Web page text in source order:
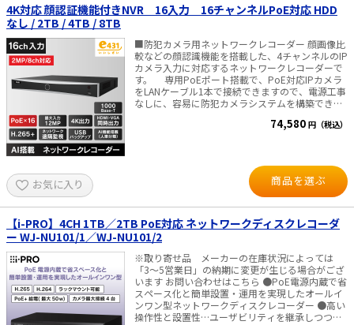
ダウンロード ・遠隔監視の設定編 → ダウンロ
ード ※スマートフォン用は、かんたんガイド（遠
い説明書 → ダウンロード ■Windows用 遠隔
閲監視用ソフト■ 遠隔監視ソフト → ダウンロ
ード
■仕様 IPカメラ入力：最大8台(最大12MP) 同時再
生：最大8ch デコード能力： 最大8-
比較、顔の検出、顔画像検索 映像圧縮方式：
H.265+ / H.265 / H.264+ / H.264 受信/送信帯域
幅：最大 80Mbps / 80Mbps バックアップ：USB
バックアップ対応 電源・消費電力：DC48V（AC
アダプタ付属）・10W以下（PoE除く） 寸法・重
量：W319×D242×H48mm・1.3kg以下 【映像出
続を推奨しております。 ※一部のテレビ機種は、
編 → ダウンロード ・遠隔監視の設
定編 → ダウンロード ※スマートフォン用は、
かんたんガイド（遠隔監視の設定編）をご覧くだ
さい 詳細取り扱い説明書 → ダウンロード
■Windows用 遠隔閲監視用ソフト■ 遠隔監視ソ
フト → ダウンロード
4K対応 顔認証機能付きNVR 16入力 16チャンネルPoE対応 HDD
なし / 2TB / 4TB / 8TB
■防犯カメラ用ネットワークレコーダー 顔画像比
較などの顔認識機能を搭載した、4チャンネルのIP
カメラ入力に対応するネットワークレコーダーで
す。 専用PoEポート搭載で、PoE対応IPカメラ
をLANケーブル1本で接続できますので、電源工事
なしに、容易に防犯カメラシステムを構築できま
ンドプレイ機能で、面倒な設定をしなくとも自動
く高画質！ さらに長時間の録画も可能です。最
出力*が可能。HDMI出力は、最大
4K（3840x2160）@30Hzまで対応、VGA出力は
最大1080p@60Hzまで対応 ＊）HDMI・VGA独立
出力のメニュー表示・操作は、マウスのホイール
ボタンをダブルクリックで切り替えすることが可
能です。 ■動体検知 ディープラーニングにより
「人・車」を瞬時に識別するAI動体検知技術で
す。環境による誤報を排除し、重要なイベントの
みを的確に捉えることで、監視の効率と精度を最
大限に高めます。 ■仕様 最大IPカメラ入力：16台
同時再生：16ch デコード能力：1-ch@12MP(30
74,580 円（税込）
お気に入り 商品を選ぶ
【i-PRO】4CH 1TB／2TB PoE対応 ネットワークディスクレコーダ
ー WJ-NU101/1／WJ-NU101/2
※取り寄せ品 メーカーの在庫状況によっては
「3～5営業日」の納期に変更が生じる場合がござ
います お問い合わせはこちら ●PoE電源内蔵で省
スペース化と簡単設置・運用を実現したオールイ
ンワン型ネットワークディスクレコーダー ●高い
操作性と設置性…ユーザビリティを継承しつつ、